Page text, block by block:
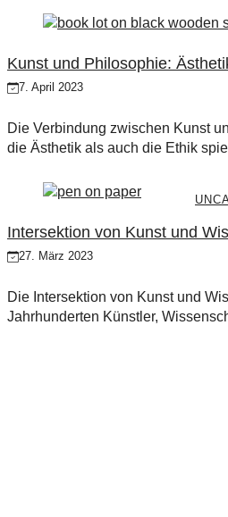
Kunst und Philosophie:
7. April 2023
Die Verbindung zwischen Kunst
die Ästhetik als auch die Ethik
Intersektion von Kunst und
27. März 2023
Die Intersektion von Kunst und
Jahrhunderten Künstler,